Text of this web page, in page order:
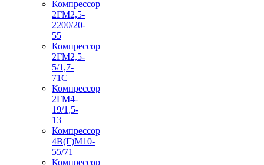
Компрессор
2ГМ2,5-
2200/20-
55
Компрессор
2ГМ2,5-
5/1,7-
71С
Компрессор
2ГМ4-
19/1,5-
13
Компрессор
4В(Г)М10-
55/71
Компрессор